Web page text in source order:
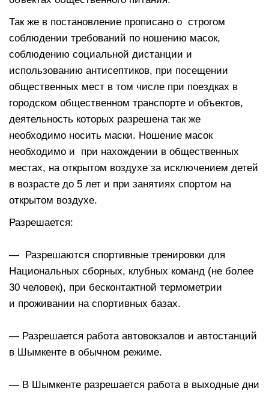
Так же в постановление прописано о строгом
соблюдении требований по ношению масок,
соблюдению социальной дистанции и
использованию антисептиков, при посещении
общественных мест в том числе при поездках в
городском общественном транспорте и объектов,
деятельность которых разрешена так же
необходимо носить маски. Ношение масок
необходимо и при нахождении в общественных
местах, на открытом воздухе за исключением детей
в возрасте до 5 лет и при занятиях спортом на
открытом воздухе.
Разрешается:
— Разрешаются спортивные тренировки для
Национальных сборных, клубных команд (не более
30 человек), при бесконтактной термометрии
и проживании на спортивных базах.
— Разрешается работа автовокзалов и автостанций
в Шымкенте в обычном режиме.
— В Шымкенте разрешается работа в выходные дни